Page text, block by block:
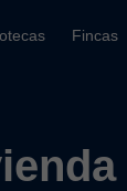
Fincas